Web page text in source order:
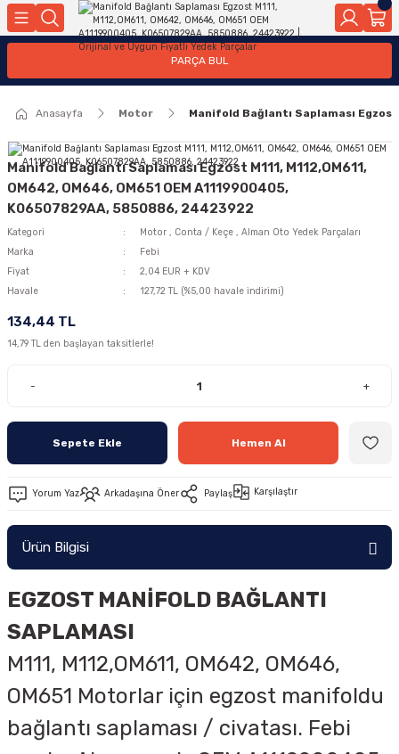
Geri Dön
Geri Dön
Geri Dön
Motor Elektrik
Ateşleme Buji Bobin Buji Kablosu
Alternatör Marş Motoru
Geri Dön
Geri Dön
Geri Dön
Kollar
Geri Dön
Geri Dön
Ön Arka
Geri Dön
PARÇA BUL
Anasayfa Motor Manifold Bağlantı Saplaması Egzost
Manifold Bağlantı Saplaması Egzost M111, M112,OM611,
OM642, OM646, OM651 OEM A1119900405,
K06507829AA, 5850886, 24423922
Kategori Motor , Conta / Keçe , Alman Oto Yedek Parçaları
Marka
Febi
Fiyat
2,04 EUR + KDV
Havale
127,72 TL (%5,00 havale indirimi)
134,44 TL
14,79 TL den başlayan taksitlerle!
- +
Sepete Ekle Hemen Al
Yorum Yaz Arkadaşına Öner Paylaş Karşılaştır
Ürün Bilgisi
EGZOST MANİFOLD BAĞLANTI
SAPLAMASI
M111, M112,OM611, OM642, OM646,
OM651 Motorlar için egzost manifoldu
bağlantı saplaması / civatası. Febi